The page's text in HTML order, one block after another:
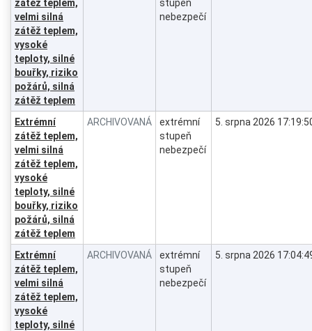
zátěž teplem,
velmi silná
zátěž teplem,
vysoké
teploty, silné
bouřky, riziko
požárů, silná
zátěž teplem
stupeň
nebezpečí
Extrémní
zátěž teplem,
velmi silná
zátěž teplem,
vysoké
teploty, silné
bouřky, riziko
požárů, silná
zátěž teplem
ARCHIVOVANÁ
extrémní
stupeň
nebezpečí
5. srpna 2026
Extrémní
zátěž teplem,
velmi silná
zátěž teplem,
vysoké
teploty, silné
ARCHIVOVANÁ
extrémní
stupeň
nebezpečí
5. srpna 2026